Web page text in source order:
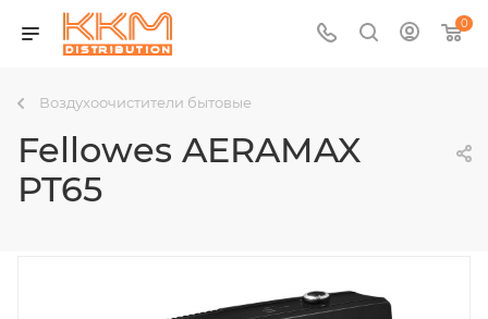
0
Воздухоочистители бытовые
Fellowes AERAMAX
PT65